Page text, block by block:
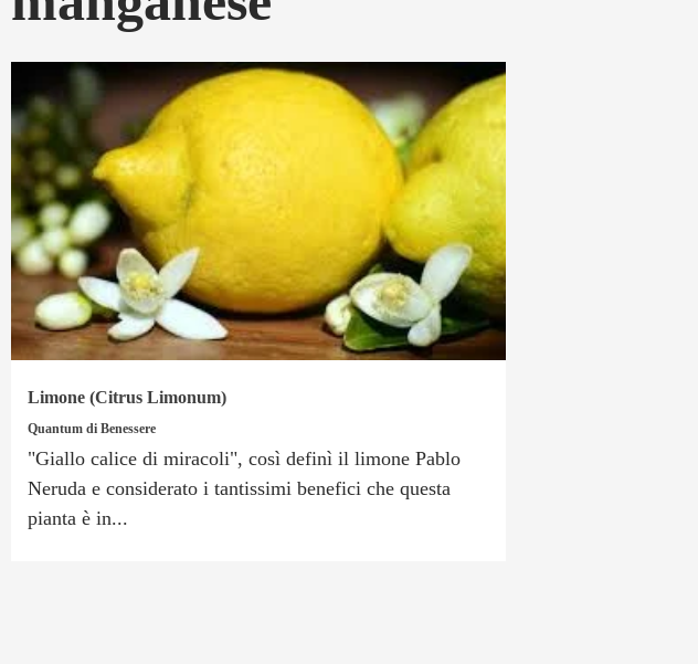
Limone (Citrus Limonum)
Quantum di Benessere
"Giallo calice di miracoli", così definì il limone Pablo
Neruda e considerato i tantissimi benefici che questa
pianta è in...